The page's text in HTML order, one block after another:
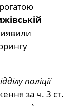
поліції
за ч. 3 ст.